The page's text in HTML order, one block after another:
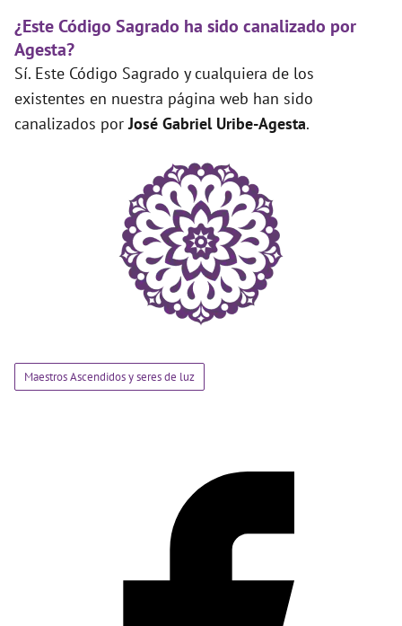
¿Este Código Sagrado ha sido canalizado por
Agesta?
Sí. Este Código Sagrado y cualquiera de los
existentes en nuestra página web han sido
canalizados porJosé Gabriel Uribe-Agesta.
Maestros Ascendidos y seres de luz